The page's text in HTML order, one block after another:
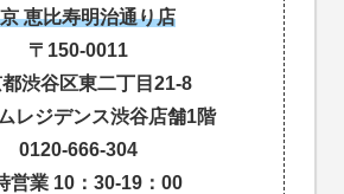
恵比寿明治通り店
〒150-0011
渋谷区東二丁目21-8
レジデンス渋谷店舗1階
0120-666-304
営業 10：30-19：00